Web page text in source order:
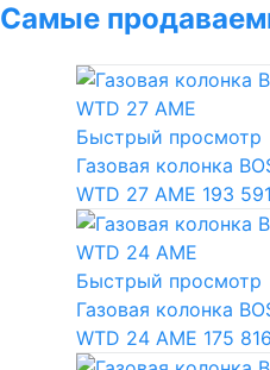
Самые
Быстрый просмотр
Газовая колонка
WTD 27 AME 193
Быстрый просмотр
Газовая колонка
WTD 24 AME 175